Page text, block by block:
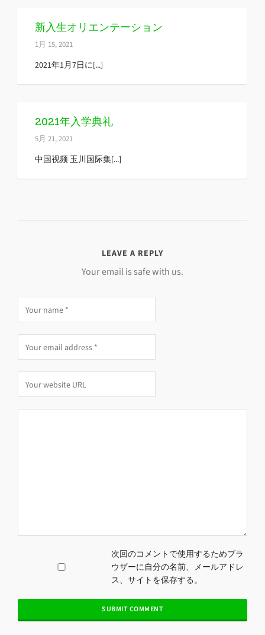
新入生オリエンテーション
1月 15, 2021
2021年1月7日に[...]
2021年入学典礼
5月 21, 2021
中国视频 玉川国际集[...]
LEAVE A REPLY
Your email is safe with us.
次回のコメントで使用するためブラ
ウザーに自分の名前、メールアドレ
ス、サイトを保存する。